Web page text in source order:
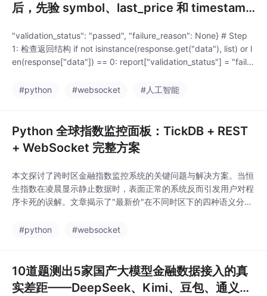
后，先验 symbol、last_price 和 timestamp
"validation_status": "passed", "failure_reason": None} # Step
1: 检查返回结构 if not isinstance(response.get("data"), list) or l
en(response["data"]) == 0: report["validation_status"] = "faile
#python
#websocket #人工智能
Python 全球指数监控面板：TickDB + REST
+ WebSocket 完整方案
本文探讨了跨时区金融指数监控系统的关键问题与解决方案。当恒
生指数在凌晨显示静止数据时，表面正常的系统反而引发用户对程
序卡死的误解。文章揭示了"最新价"在不同时区下的四种语义分
出"取值降级链"设计，通过状态机将数据时效分为实时、延迟、收
#python #websocket
10道题测出5家国产大模型金融数据接入的真
实差距——DeepSeek、Kimi、豆包、通义千